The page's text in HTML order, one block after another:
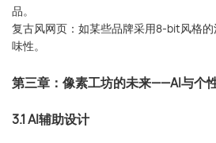
品。
复古风网页：如某些品牌采用8-bit风格
味性。
第三章：像素工坊的未来——AI与个
3.1 AI辅助设计